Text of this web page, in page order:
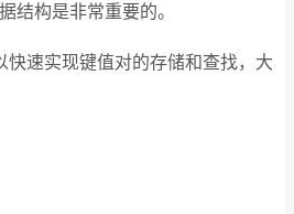
结构是非常重要的。
快速实现键值对的存储和查找，大